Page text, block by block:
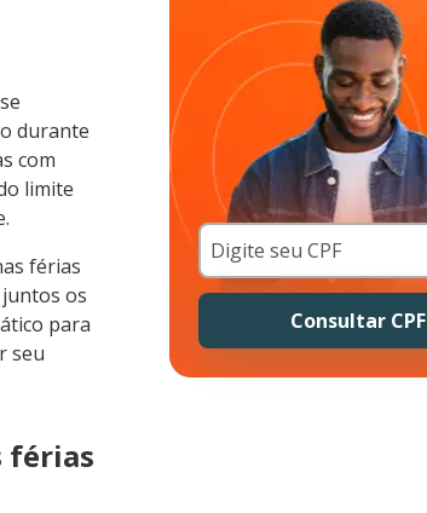
durante
com
limite
férias
os
para
seu
férias
Consultar CPF